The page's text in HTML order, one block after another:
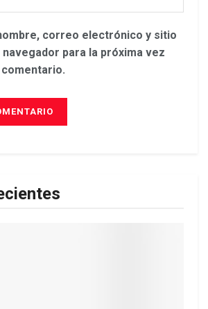
correo electrónico y sitio
para la próxima vez
comentario.